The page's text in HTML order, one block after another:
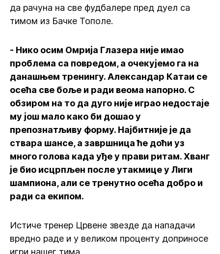
да рачуна на све фудбалере пред дуел са
тимом из Бачке Тополе.
- Нико осим Омрија Глазера није имао
проблема са повредом, а очекујемо га на
данашњем тренингу. Александар Катаи се
осећа све боље и ради веома напорно. С
обзиром на то да дуго није играо недостаје
му још мало како би дошао у
препознатљиву форму. Најбитније је да
ствара шансе, а завршница ће доћи уз
много голова када уђе у прави ритам. Хванг
је био исцрпљен после утакмице у Лиги
шампиона, али се тренутно осећа добро и
ради са екипом.
Истиче тренер Црвене звезде да нападачи
вредно раде и у великом проценту доприносе
игри нашег тима.